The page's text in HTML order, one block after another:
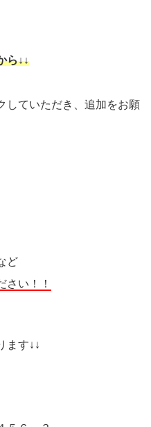
ら↓↓
していただき、追加をお願
ど
さい！！
ます↓↓